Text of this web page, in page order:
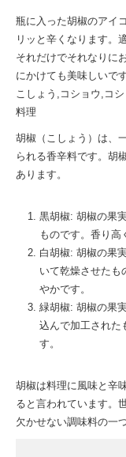
瓶に入った胡椒のアイ
リッと辛くなります。
それだけでそれなりに
にかけても美味しいです
こしょう,コショウ,コ
料理
胡椒（こしょう）は、
られる香辛料です。胡
あります。
黒胡椒: 胡椒の果
ものです。香り高
白胡椒: 胡椒の果
いて乾燥させたも
やかです。
緑胡椒: 胡椒の果
込んで加工された
す。
胡椒は料理に風味と辛
ると言われています。
欠かせない調味料の一